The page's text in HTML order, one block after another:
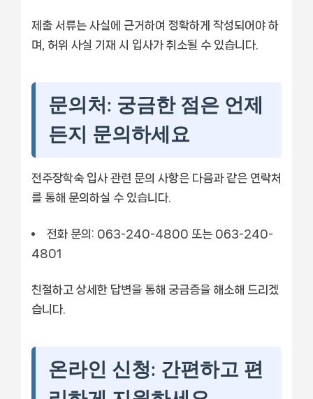
제출 서류는 사실에 근거하여 정확하게 작성되어야 하
며, 허위 사실 기재 시 입사가 취소될 수 있습니다.
문의처: 궁금한 점은 언제
든지 문의하세요
전주장학숙 입사 관련 문의 사항은 다음과 같은 연락처
를 통해 문의하실 수 있습니다.
전화 문의: 063-240-4800 또는 063-240-
4801
친절하고 상세한 답변을 통해 궁금증을 해소해 드리겠
습니다.
온라인 신청: 간편하고 편